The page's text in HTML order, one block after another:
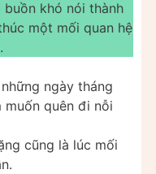
khó nói thành
một mối quan hệ
ngày tháng
muốn quên đi nỗi
cũng là lúc mối